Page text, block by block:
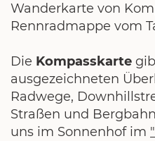
Wanderkarte von
Rennradmappe vom
Die Kompasskarte
ausgezeichneten
Radwege,
Straßen und
uns im Sonnenhof im